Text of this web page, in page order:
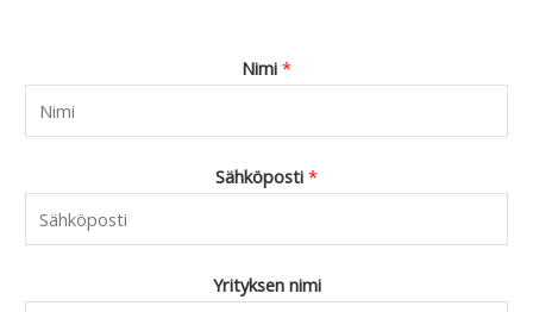
Nimi *
Sähköposti *
Yrityksen nimi